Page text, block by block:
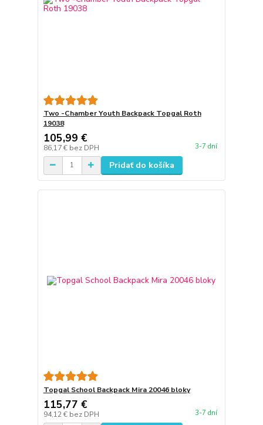
Two -Chamber Youth Backpack Topgal Roth
19038
105,99 €
86,17 € bez DPH 3-7 dní
Pridať do košíka
Topgal School Backpack Mira 20046 bloky
115,77 €
94,12 € bez DPH 3-7 dní